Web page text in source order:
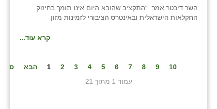
השר דיכטר אמר: “התקציב שהובא היום אינו תומך בחיזוק
החקלאות הישראלית ובאינטרס הציבורי לזמינות מזון
קרא עוד...
1 2 3 4 5 6 7 8 9 10 הבא
סיום
עמוד 1 מתוך 21